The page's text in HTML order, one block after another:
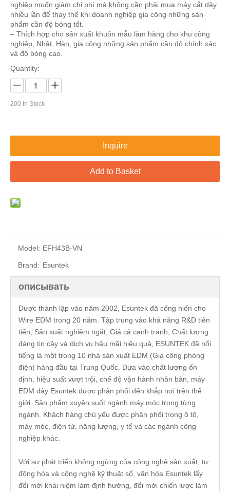
nghiệp muốn giảm chi phí mà không cần phải mua máy cắt dây
nhiều lần để thay thế khi doanh nghiệp gia công những sản
phẩm cần độ bóng tốt.
– Thích hợp cho sản xuất khuôn mẫu làm hàng cho khu công
nghiệp, Nhật, Hàn, gia công những sản phẩm cần độ chính xác
và độ bóng cao.
Quantity:
200 In Stock
Inquire
Add to Basket
Model: EFH43B-VN
Brand: Esuntek
описывать
Được thành lập vào năm 2002, Esuntek đã cống hiến cho
Wire EDM trong 20 năm. Tập trung vào khả năng R&D tiên
tiến, Sản xuất nghiêm ngặt, Giá cả cạnh tranh, Chất lượng
đáng tin cậy và dịch vụ hậu mãi hiệu quả, ESUNTEK đã nổi
tiếng là một trong 10 nhà sản xuất EDM (Gia công phóng
điện) hàng đầu tại Trung Quốc. Dựa vào chất lượng ổn
định, hiệu suất vượt trội, chế độ vận hành nhân bản, máy
EDM dây Esuntek được phân phối đến khắp nơi trên thế
giới. Sản phẩm xuyên suốt ngành máy móc trong từng
ngành. Khách hàng chủ yếu được phân phối trong ô tô,
máy móc, điện tử, năng lượng, y tế và các ngành công
nghiệp khác.
Với sự phát triển không ngừng của công nghệ sản xuất, tự
động hóa và công nghệ kỹ thuật số, văn hóa Esuntek lấy
đổi mới khái niệm làm định hướng, đổi mới chiến lược làm